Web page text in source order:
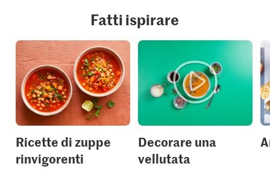
Fatti ispirare
Ricette di zuppe
rinvigorenti
Decorare una
vellutata